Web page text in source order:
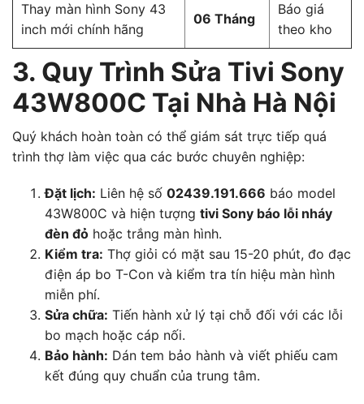
Thay màn hình Sony 43
inch mới chính hãng
06 Tháng
Báo giá
theo kho
3. Quy Trình Sửa Tivi Sony
43W800C Tại Nhà Hà Nội
Quý khách hoàn toàn có thể giám sát trực tiếp quá
trình thợ làm việc qua các bước chuyên nghiệp:
Đặt lịch: Liên hệ số 02439.191.666 báo model
43W800C và hiện tượng tivi Sony báo lỗi nháy
đèn đỏ hoặc trắng màn hình.
Kiểm tra: Thợ giỏi có mặt sau 15-20 phút, đo đạc
điện áp bo T-Con và kiểm tra tín hiệu màn hình
miễn phí.
Sửa chữa: Tiến hành xử lý tại chỗ đối với các lỗi
bo mạch hoặc cáp nối.
Bảo hành: Dán tem bảo hành và viết phiếu cam
kết đúng quy chuẩn của trung tâm.